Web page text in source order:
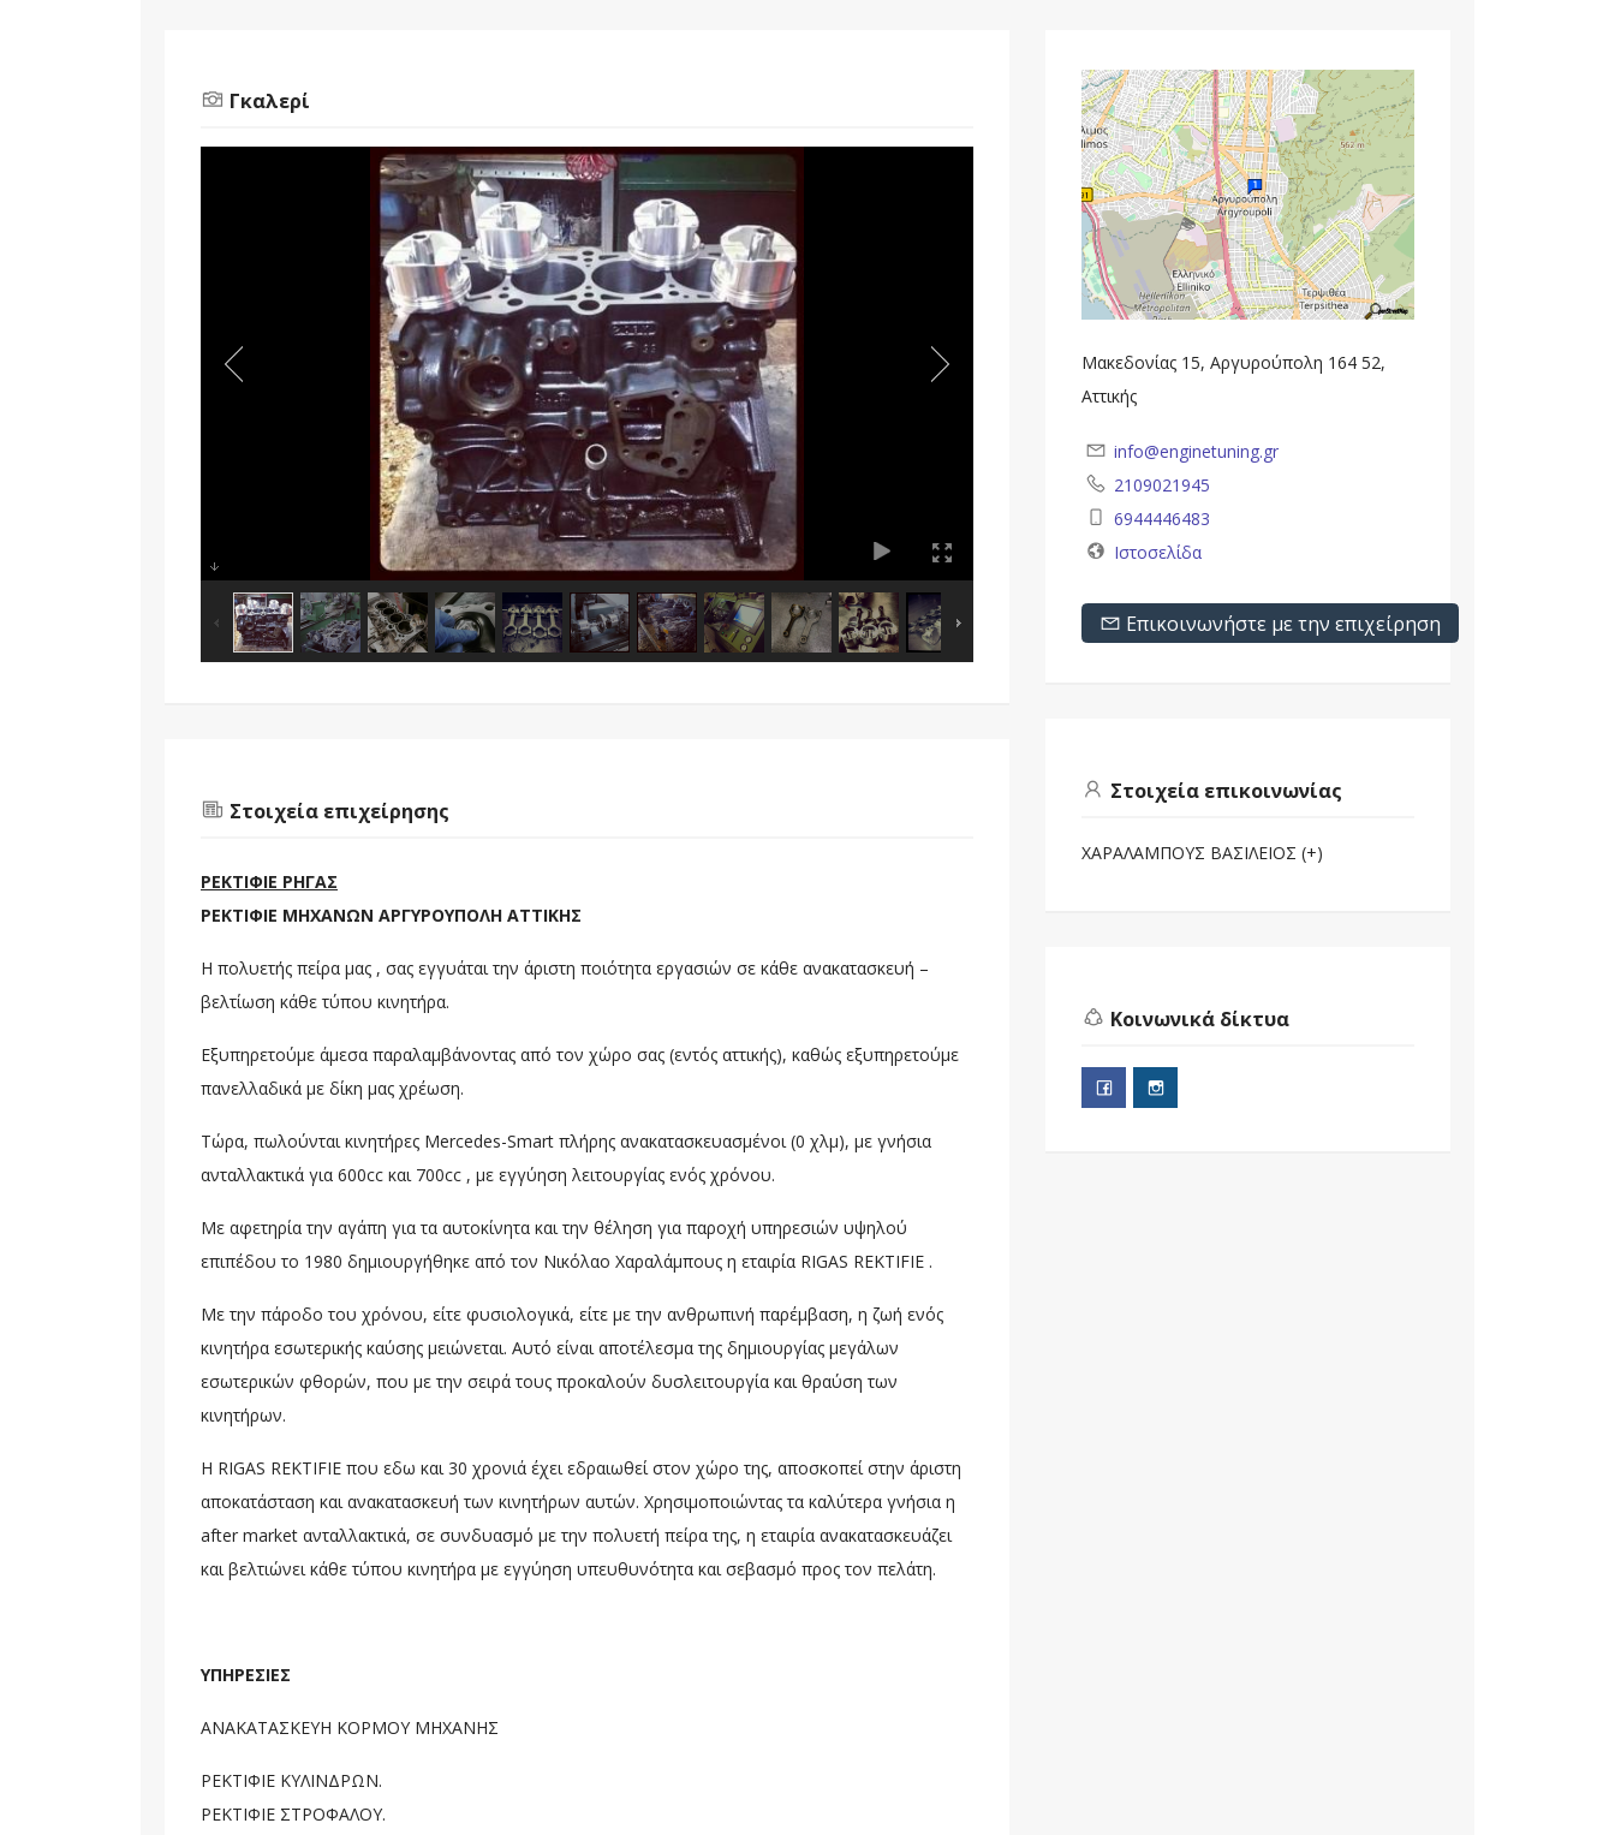
Γκαλερί
Στοιχεία επιχείρησης
ΡΕΚΤΙΦΙΕ ΡΗΓΑΣ
ΡΕΚΤΙΦΙΕ ΜΗΧΑΝΩΝ ΑΡΓΥΡΟΥΠΟΛΗ ΑΤΤΙΚΗΣ
Η πολυετής πείρα μας , σας εγγυάται την άριστη ποιότητα εργασιών σε κάθε ανακατασκευή –
βελτίωση κάθε τύπου κινητήρα.
Εξυπηρετούμε άμεσα παραλαμβάνοντας από τον χώρο σας (εντός αττικής), καθώς εξυπηρετούμε
πανελλαδικά με δίκη μας χρέωση.
Τώρα, πωλούνται κινητήρες Mercedes-Smart πλήρης ανακατασκευασμένοι (0 χλμ), με γνήσια
ανταλλακτικά για 600cc και 700cc , με εγγύηση λειτουργίας ενός χρόνου.
Με αφετηρία την αγάπη για τα αυτοκίνητα και την θέληση για παροχή υπηρεσιών υψηλού
επιπέδου το 1980 δημιουργήθηκε από τον Νικόλαο Χαραλάμπους η εταιρία RIGAS REKTIFIE .
Με την πάροδο του χρόνου, είτε φυσιολογικά, είτε με την ανθρωπινή παρέμβαση, η ζωή ενός
κινητήρα εσωτερικής καύσης μειώνεται. Αυτό είναι αποτέλεσμα της δημιουργίας μεγάλων
εσωτερικών φθορών, που με την σειρά τους προκαλούν δυσλειτουργία και θραύση των
κινητήρων.
Η RIGAS REKTIFIE που εδω και 30 χρονιά έχει εδραιωθεί στον χώρο της, αποσκοπεί στην άριστη
αποκατάσταση και ανακατασκευή των κινητήρων αυτών. Χρησιμοποιώντας τα καλύτερα γνήσια η
after market ανταλλακτικά, σε συνδυασμό με την πολυετή πείρα της, η εταιρία ανακατασκευάζει
και βελτιώνει κάθε τύπου κινητήρα με εγγύηση υπευθυνότητα και σεβασμό προς τον πελάτη.
ΥΠΗΡΕΣΙΕΣ
ΑΝΑΚΑΤΑΣΚΕΥΗ ΚΟΡΜΟΥ ΜΗΧΑΝΗΣ
ΡΕΚΤΙΦΙΕ ΚΥΛΙΝΔΡΩΝ.
ΡΕΚΤΙΦΙΕ ΣΤΡΟΦΑΛΟΥ.
Μακεδονίας 15, Αργυρούπολη 164 52,
Αττικής
info@enginetuning.gr
2109021945
6944446483
Ιστοσελίδα
Επικοινωνήστε με την επιχείρηση
Στοιχεία επικοινωνίας
ΧΑΡΑΛΑΜΠΟΥΣ ΒΑΣΙΛΕΙΟΣ (+)
Κοινωνικά δίκτυα